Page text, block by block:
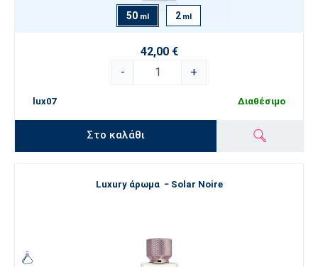
50 ml 2 ml
42,00 €
-
+
lux07 Διαθέσιμο
Στο καλάθι
Luxury άρωμα − Solar Noire